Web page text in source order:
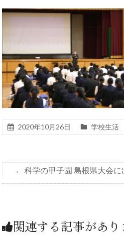
2020年10月26日 学校生活
← 科学の甲子園 島根県大会に
関連する記事があり